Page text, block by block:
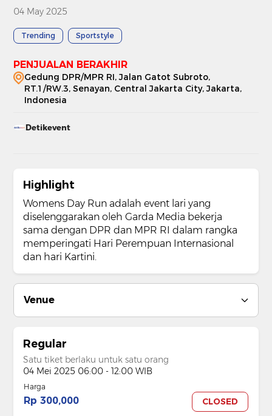
04 May 2025
Trending Sportstyle
PENJUALAN BERAKHIR
Gedung DPR/MPR RI, Jalan Gatot Subroto,
RT.1/RW.3, Senayan, Central Jakarta City, Jakarta,
Indonesia
Detikevent
Highlight
Womens Day Run adalah event lari yang
diselenggarakan oleh Garda Media bekerja
sama dengan DPR dan MPR RI dalam rangka
memperingati Hari Perempuan Internasional
dan hari Kartini.
Venue
Regular
Satu tiket berlaku untuk satu orang
04 Mei 2025 06:00 - 12:00 WIB
Harga
Rp 300,000
CLOSED